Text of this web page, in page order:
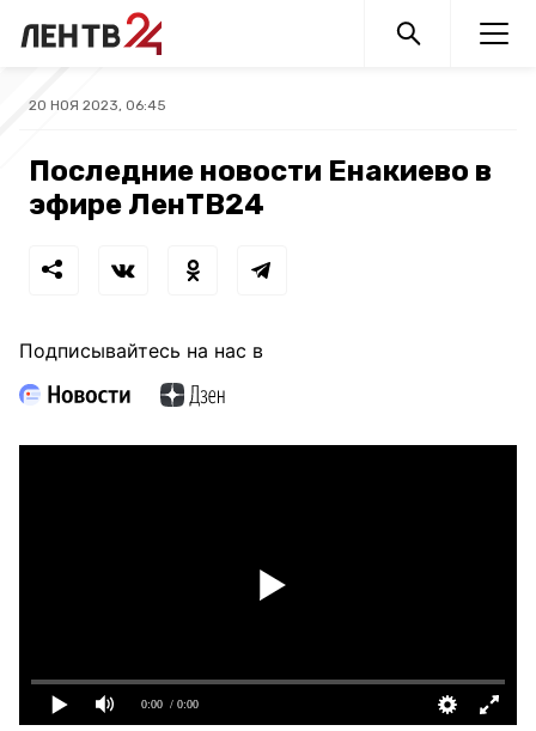
20 НОЯ 2023, 06:45
Последние новости Енакиево в
эфире ЛенТВ24
Подписывайтесь на нас в
0:00 / 0:00